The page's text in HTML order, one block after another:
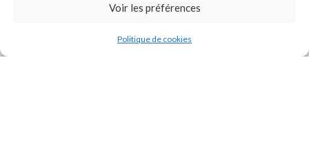
Voir les préférences
Politique de cookies